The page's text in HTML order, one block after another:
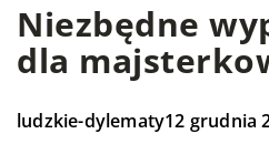
Niezbędne
dla
ludzkie-dylematy12 grudnia